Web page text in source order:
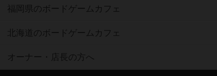
福岡県のボードゲームカフェ
北海道のボードゲームカフェ
オーナー・店長の方へ